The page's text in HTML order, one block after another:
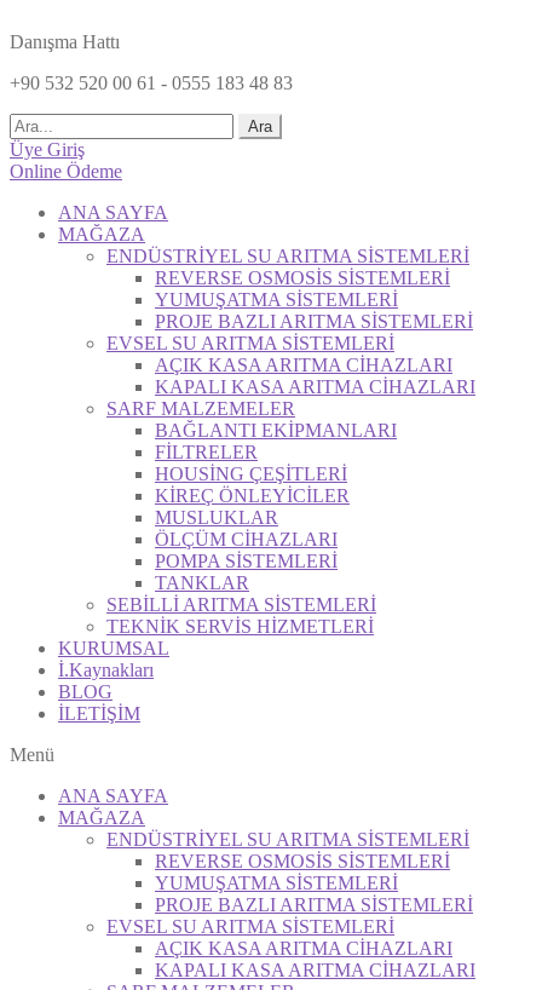
Danışma Hattı
+90 532 520 00 61 - 0555 183 48 83
Ara
Üye Giriş
Online Ödeme
ANA SAYFA
MAĞAZA
ENDÜSTRİYEL SU ARITMA SİSTEMLERİ
REVERSE OSMOSİS SİSTEMLERİ
YUMUŞATMA SİSTEMLERİ
PROJE BAZLI ARITMA SİSTEMLERİ
EVSEL SU ARITMA SİSTEMLERİ
AÇIK KASA ARITMA CİHAZLARI
KAPALI KASA ARITMA CİHAZLARI
SARF MALZEMELER
BAĞLANTI EKİPMANLARI
FİLTRELER
HOUSİNG ÇEŞİTLERİ
KİREÇ ÖNLEYİCİLER
MUSLUKLAR
ÖLÇÜM CİHAZLARI
POMPA SİSTEMLERİ
TANKLAR
SEBİLLİ ARITMA SİSTEMLERİ
TEKNİK SERVİS HİZMETLERİ
KURUMSAL
İ.Kaynakları
BLOG
İLETİŞİM
Menü
ANA SAYFA
MAĞAZA
ENDÜSTRİYEL SU ARITMA SİSTEMLERİ
REVERSE OSMOSİS SİSTEMLERİ
YUMUŞATMA SİSTEMLERİ
PROJE BAZLI ARITMA SİSTEMLERİ
EVSEL SU ARITMA SİSTEMLERİ
AÇIK KASA ARITMA CİHAZLARI
KAPALI KASA ARITMA CİHAZLARI